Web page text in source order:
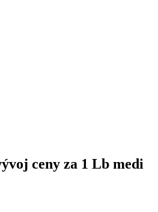
ceny za 1 Lb medi